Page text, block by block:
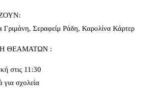
Γριμάνη, Σεραφείμ Ράδη, Καρολίνα Κάρτερ
ΘΕΑΜΑΤΩΝ :
στις 11:30
για σχολεία